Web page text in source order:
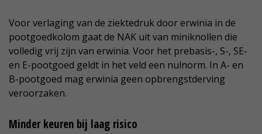
Voor verlaging van de ziektedruk door erwinia in de
pootgoedkolom gaat de NAK uit van miniknollen die
volledig vrij zijn van erwinia. Voor het prebasis-, S-, SE-
en E-pootgoed geldt in het veld een nulnorm. In A- en
B-pootgoed mag erwinia geen opbrengstderving
veroorzaken.
Minder keuren bij laag risico